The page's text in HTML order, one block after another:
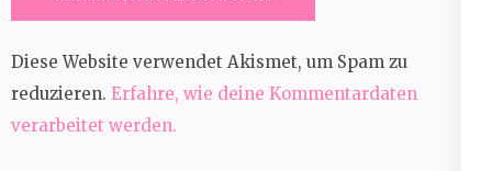
Diese Website verwendet Akismet, um Spam zu
reduzieren. Erfahre, wie deine Kommentardaten
verarbeitet werden.